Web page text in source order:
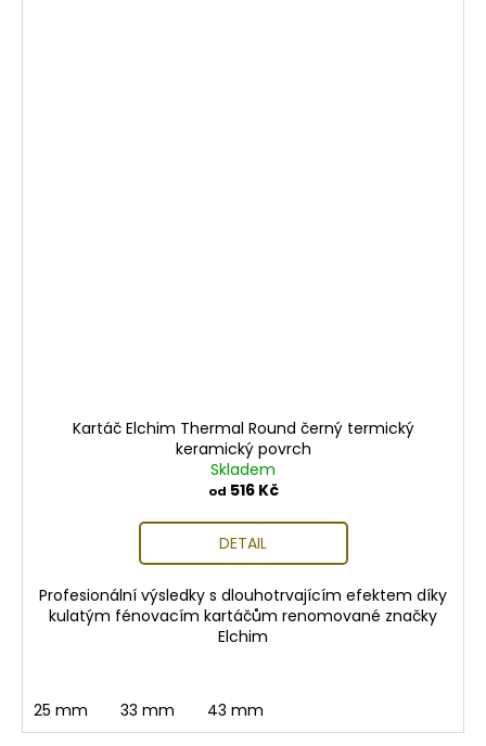
Kartáč Elchim Thermal Round černý termický
keramický povrch
Skladem
od 516 Kč
DETAIL
Profesionální výsledky s dlouhotrvajícím efektem díky
kulatým fénovacím kartáčům renomované značky
Elchim
25 mm 33 mm 43 mm